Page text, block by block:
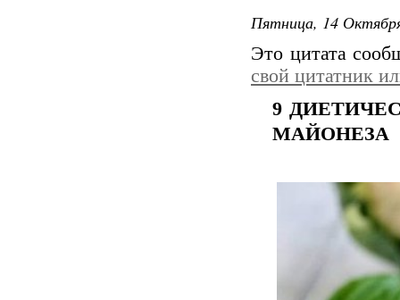
Пятница, 14
Это цитата
свой цитатник
9
МАЙОНЕЗА